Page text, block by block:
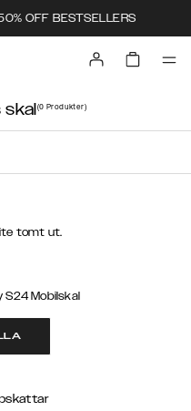
OFF BESTSELLERS
skal(0Produkter)
tomt ut.
S24 Mobilskal